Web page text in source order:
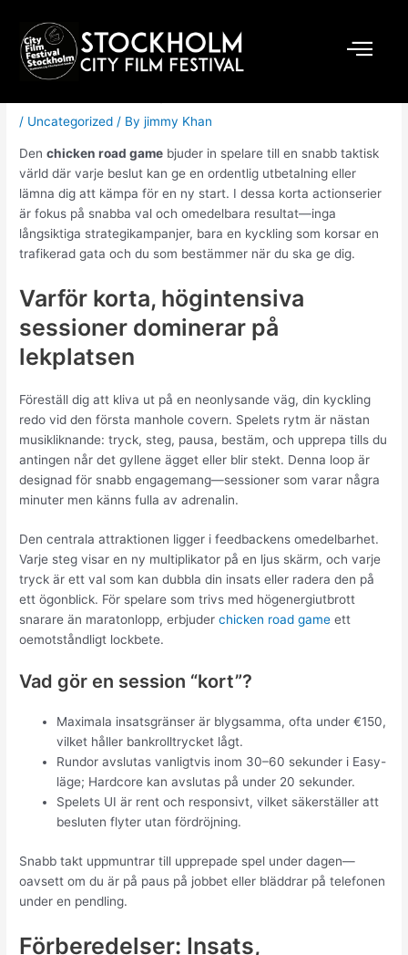
content
Chicken Road Game: Snabba
/ Uncategorized / Byjimmy Khan
Denchicken road game bjuder in spelare till en snabb taktisk
värld där varje beslut kan ge en ordentlig utbetalning eller
lämna dig att kämpa för en ny start. I dessa korta actionserier
är fokus på snabba val och omedelbara resultat—inga
långsiktiga strategikampanjer, bara en kyckling som korsar en
trafikerad gata och du som bestämmer när du ska ge dig.
Varför korta, högintensiva
sessioner dominerar på
lekplatsen
Föreställ dig att kliva ut på en neonlysande väg, din kyckling
redo vid den första manhole covern. Spelets rytm är nästan
musikliknande: tryck, steg, pausa, bestäm, och upprepa tills du
antingen når det gyllene ägget eller blir stekt. Denna loop är
designad för snabb engagemang—sessioner som varar några
minuter men känns fulla av adrenalin.
Den centrala attraktionen ligger i feedbackens omedelbarhet.
Varje steg visar en ny multiplikator på en ljus skärm, och varje
tryck är ett val som kan dubbla din insats eller radera den på
ett ögonblick. För spelare som trivs med högenergiutbrott
snarare än maratonlopp, erbjuderchicken road game ett
oemotståndligt lockbete.
Vad gör en session “kort”?
Maximala insatsgränser är blygsamma, ofta under €150,
vilket håller bankrolltrycket lågt.
Rundor avslutas vanligtvis inom 30–60 sekunder i Easy-
läge; Hardcore kan avslutas på under 20 sekunder.
Spelets UI är rent och responsivt, vilket säkerställer att
besluten flyter utan fördröjning.
Snabb takt uppmuntrar till upprepade spel under dagen—
oavsett om du är på paus på jobbet eller bläddrar på telefonen
under en pendling.
Förberedelser: Insats,
navigation